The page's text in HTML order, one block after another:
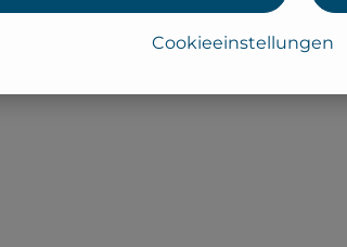
Cookieeinstellungen